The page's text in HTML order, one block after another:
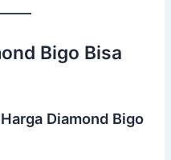
Bigo Bisa
Diamond Bigo